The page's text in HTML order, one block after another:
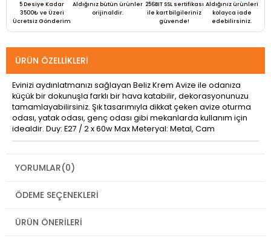
5 Desiye Kadar
3500₺ ve Üzeri
Ücretsiz Gönderim
Aldığınız bütün ürünler
orijinaldir.
256BIT SSL sertifikası
ile kart bilgileriniz
güvende!
Aldığınız ürünleri
kolayca iade
edebilirsiniz.
ÜRÜN ÖZELLIKLERI
Evinizi aydınlatmanızı sağlayan Beliz Krem Avize ile odanıza
küçük bir dokunuşla farklı bir hava katabilir, dekorasyonunuzu
tamamlayabilirsiniz. Şık tasarımıyla dikkat çeken avize oturma
odası, yatak odası, genç odası gibi mekanlarda kullanım için
idealdir. Duy: E27 / 2 x 60w Max Meteryal: Metal, Cam
YORUMLAR(0)
ÖDEME SEÇENEKLERI
ÜRÜN ÖNERILERI